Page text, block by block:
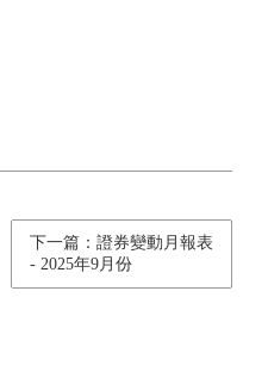
下一篇：證券變動月報表
- 2025年9月份